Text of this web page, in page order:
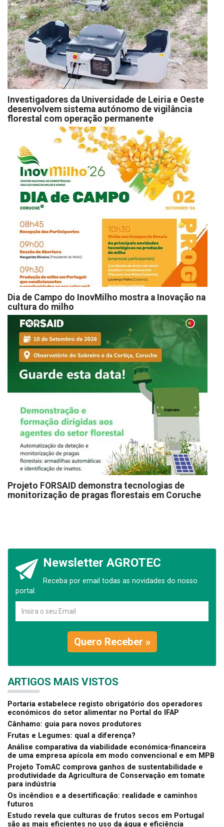
Investigadores da Universidade de Leiria e Oeste
desenvolvem sistema autónomo de vigilância
florestal com operação permanente
Dia de Campo do InovMilho mostra a Inovação na
cultura do milho
Projeto FORSAID demonstra tecnologias de
monitorização de pragas florestais em Coruche
Newsletter AGROTEC
Receba por email todas as novidades do nosso
portal.
Quero Receber »
ARTIGOS MAIS VISTOS
Portaria estabelece registo obrigatório dos operadores
económicos do setor alimentar no Portal do IFAP
Cânhamo: guia para novos produtores
Frutas e Legumes: qual a diferença?
Análise comparativa da viabilidade económica-financeira
de uma empresa apícola em modo convencional e em MPB
Projeto TomAC comprova ganhos de sustentabilidade e
produtividade da Agricultura de Conservação em tomate
para indústria
Os incêndios e a desertificação: realidade e caminhos
futuros
Estudo revela que culturas de frutos secos em Portugal
são as mais eficientes no uso da água e eficiência